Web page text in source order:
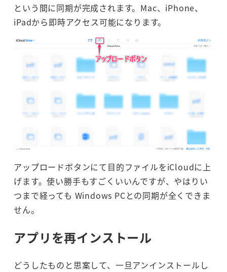
という間に同期が完成されます。Mac、iPhone、
iPadから即時アクセス可能になります。
アップロードボタンにて目的ファイルをiCloudに上
げます。使い勝手もすごくいいんですが、やはりい
つまで経っても Windows PCとの同期が全くできま
せん。
アプリを再インストール
どうしたものと思案して、一旦アンインストールし